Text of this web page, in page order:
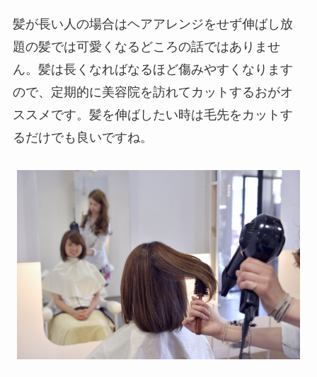
髪が長い人の場合はヘアアレンジをせず伸ばし放
題の髪では可愛くなるどころの話ではありませ
ん。髪は長くなればなるほど傷みやすくなります
ので、定期的に美容院を訪れてカットするおがオ
ススメです。髪を伸ばしたい時は毛先をカットす
るだけでも良いですね。